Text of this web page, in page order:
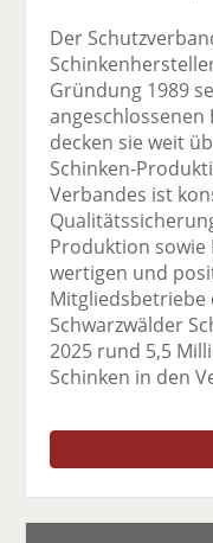
Der
Gründung 1989
angeschlossenen
decken sie weit
Schinken-
Verbandes ist
Produktion sowie
wertigen und
Mitgliedsbetriebe
Schwarzwälder
2025 rund 5,5
Schinken in den